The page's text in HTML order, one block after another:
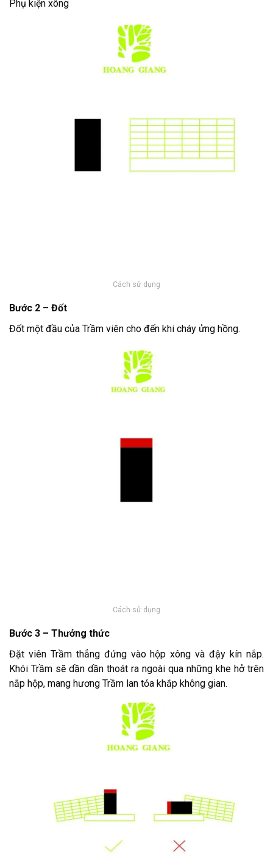
Phụ kiện xông
Cách sử dụng
Bước 2 – Đốt
Đốt một đầu của Trầm viên cho đến khi cháy ửng hồng.
Cách sử dụng
Bước 3 – Thưởng thức
Đặt viên Trầm thẳng đứng vào hộp xông và đậy kín nắp.
Khói Trầm sẽ dần dần thoát ra ngoài qua những khe hở trên
nắp hộp, mang hương Trầm lan tỏa khắp không gian.